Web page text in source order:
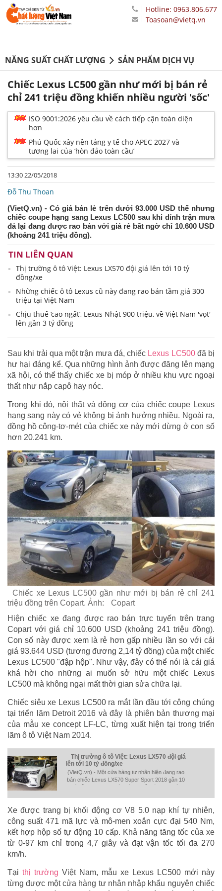
Hotline: 0963.806.677
Toasoan@vietq.vn
NĂNG SUẤT CHẤT LƯỢNG SẢN PHẨM DỊCH VỤ
Chiếc Lexus LC500 gần như mới bị bán rẻ
chỉ 241 triệu đồng khiến nhiều người 'sốc'
ISO 9001:2026 yêu cầu về cách tiếp cận toàn diện
hơn
Phú Quốc xây nền tảng y tế cho APEC 2027 và
tương lai của ‘hòn đảo toàn cầu’
13:30 22/05/2018
Đỗ Thu Thoan
(VietQ.vn) - Có giá bán lẻ trên dưới 93.000 USD thế nhưng
chiếc coupe hạng sang Lexus LC500 sau khi dính trận mưa
đá lại đang được rao bán với giá rẻ bất ngờ chỉ 10.600 USD
(khoảng 241 triệu đồng).
TIN LIÊN QUAN
Thị trường ô tô Việt: Lexus LX570 đội giá lên tới 10 tỷ
đồng/xe
Những chiếc ô tô Lexus cũ này đang rao bán tầm giá 300
triệu tại Việt Nam
Chịu thuế ‘cao ngất’, Lexus Nhật 900 triệu, về Việt Nam 'vọt'
lên gần 3 tỷ đồng
Sau khi trải qua một trận mưa đá, chiếc Lexus LC500đã bị
hư hại đáng kể. Qua những hình ảnh được đăng lên mạng
xã hội, có thể thấy chiếc xe bị móp ở nhiều khu vực ngoại
thất như nắp capô hay nóc.
Trong khi đó, nội thất và động cơ của chiếc coupe Lexus
hạng sang này có vẻ không bị ảnh hưởng nhiều. Ngoài ra,
đồng hồ công-tơ-mét của chiếc xe này mới dừng ở con số
hơn 20.241 km.
Chiếc xe Lexus LC500 gần như mới bị bán rẻ chỉ 241
triệu đồng trên Copart. Ảnh:
Copart
Hiện chiếc xe đang được rao bán trực tuyến trên trang
Copart với giá chỉ 10.600 USD (khoảng 241 triệu đồng).
Con số này được xem là rẻ hơn gấp nhiều lần so với cái
giá 93.644 USD (tương đương 2,14 tỷ đồng) của một chiếc
Lexus LC500 "đập hộp". Như vậy, đây có thể nói là cái giá
khá hời cho những ai muốn sở hữu một chiếc Lexus
LC500 mà không ngại mất thời gian sửa chữa lại.
Chiếc siêu xe Lexus LC500 ra mắt lần đầu tới công chúng
tại triển lãm Detroit 2016 và đây là phiên bản thương mại
của mẫu xe concept LF-LC, từng xuất hiện tại trong triển
lãm ô tô Việt Nam 2014.
Thị trường ô tô Việt: Lexus LX570 đội giá
lên tới 10 tỷ đồng/xe
(VietQ.vn) - Một cửa hàng tư nhân hiện đang rao
bán chiếc Lexus LX570 Super Sport 2018 gần 10
Xe được trang bị khối động cơ V8 5.0 nạp khí tự nhiên,
công suất 471 mã lực và mô-men xoắn cực đại 540 Nm,
kết hợp hộp số tự động 10 cấp. Khả năng tăng tốc của xe
từ 0-97 km chỉ trong 4,7 giây và đạt vận tốc tối đa 270
km/h.
Tại thị trường Việt Nam, mẫu xe Lexus LC500 mới này
từng được một cửa hàng tư nhân nhập khẩu nguyên chiếc